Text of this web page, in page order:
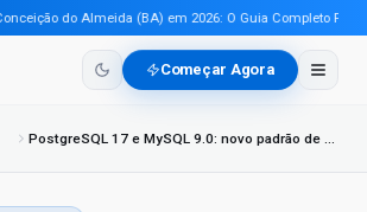
do Almeida (BA) em 2026: O Guia Completo Para
Começar Agora
PostgreSQL 17 e MySQL 9.0: novo padrão de Banco de Dados